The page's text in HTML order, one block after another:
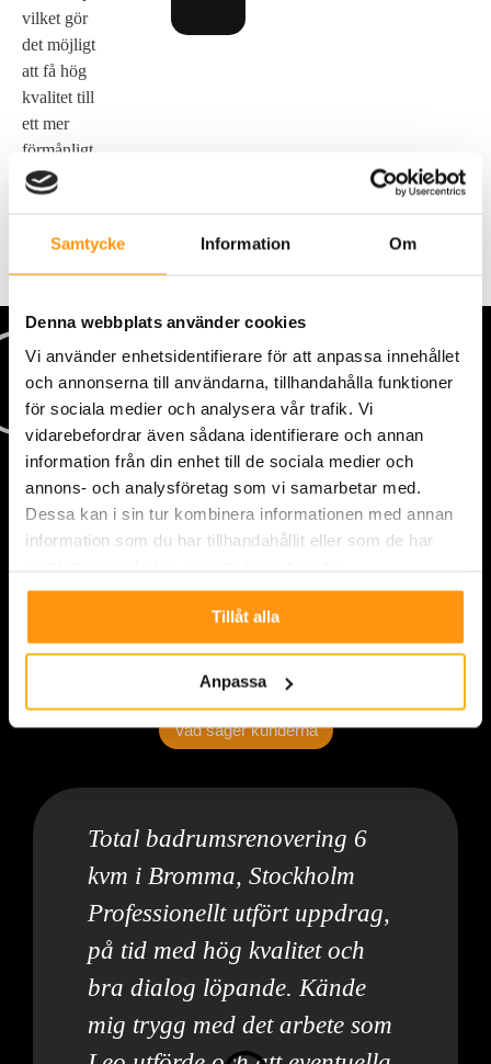
Samtycke Information Om
Denna webbplats använder cookies
Vi använder enhetsidentifierare för att anpassa innehållet
och annonserna till användarna, tillhandahålla funktioner
för sociala medier och analysera vår trafik. Vi
vidarebefordrar även sådana identifierare och annan
information från din enhet till de sociala medier och
annons- och analysföretag som vi samarbetar med.
Dessa kan i sin tur kombinera informationen med annan
information som du har tillhandahållit eller som de har
Tillåt alla
Anpassa
vilket gör
det möjligt
att få hög
kvalitet till
ett mer
förmånligt
pris.
Vad säger kunderna
Total badrumsrenovering 6
kvm i Bromma, Stockholm
Professionellt utfört uppdrag,
på tid med hög kvalitet och
bra dialog löpande. Kände
mig trygg med det arbete som